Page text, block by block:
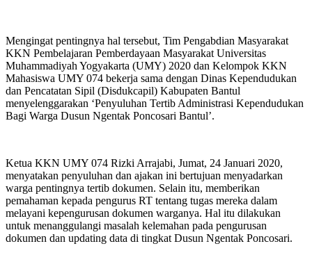
Mengingat pentingnya hal tersebut, Tim Pengabdian Masyarakat
KKN Pembelajaran Pemberdayaan Masyarakat Universitas
Muhammadiyah Yogyakarta (UMY) 2020 dan Kelompok KKN
Mahasiswa UMY 074 bekerja sama dengan Dinas Kependudukan
dan Pencatatan Sipil (Disdukcapil) Kabupaten Bantul
menyelenggarakan ‘Penyuluhan Tertib Administrasi Kependudukan
Bagi Warga Dusun Ngentak Poncosari Bantul’.
Ketua KKN UMY 074 Rizki Arrajabi, Jumat, 24 Januari 2020,
menyatakan penyuluhan dan ajakan ini bertujuan menyadarkan
warga pentingnya tertib dokumen. Selain itu, memberikan
pemahaman kepada pengurus RT tentang tugas mereka dalam
melayani kepengurusan dokumen warganya. Hal itu dilakukan
untuk menanggulangi masalah kelemahan pada pengurusan
dokumen dan updating data di tingkat Dusun Ngentak Poncosari.